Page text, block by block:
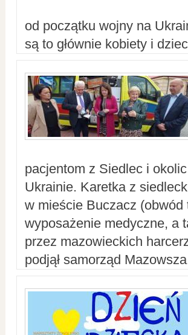
od początku wojny na
są to głównie kobiety i
pacjentom z Siedlec i
Ukrainie. Karetka z
w mieście Buczacz
wyposażenie medyczne, a
przez mazowieckich
podjął samorząd